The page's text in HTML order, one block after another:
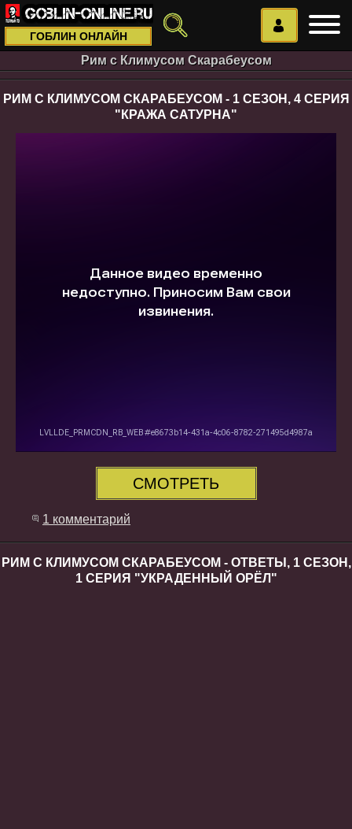
ГОБЛИН ОНЛАЙН
Рим с Климусом Скарабеусом
РИМ С КЛИМУСОМ СКАРАБЕУСОМ - 1 СЕЗОН, 4 СЕРИЯ
"КРАЖА САТУРНА"
СМОТРЕТЬ
1 комментарий
РИМ С КЛИМУСОМ СКАРАБЕУСОМ - ОТВЕТЫ, 1 СЕЗОН,
1 СЕРИЯ "УКРАДЕННЫЙ ОРЁЛ"